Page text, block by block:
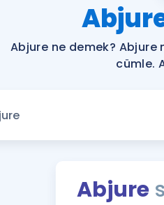
Abjure ne demek?
cümle.
Abjure